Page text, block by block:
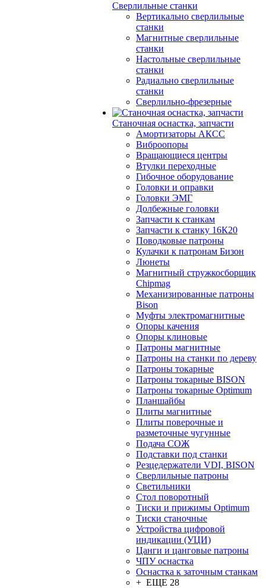
Сверлильные станки
Вертикально сверлильные
станки
Магнитные сверлильные
станки
Настольные сверлильные
станки
Радиально сверлильные
станки
Сверлильно-фрезерные
Станочная оснастка, запчасти
Амортизаторы АКСС
Виброопоры
Вращающиеся центры
Втулки переходные
Гибочное оборудование
Головки и оправки
Головки ЭМГ
Долбежные головки
Запчасти к станкам
Запчасти к станку 16К20
Поводковые патроны
Кулачки к патронам Бизон
Люнеты
Магнитный стружкосборщик
Chipmag
Механизированные патроны
Bison
Муфты электромагнитные
Опоры качения
Опоры клиновые
Патроны магнитные
Патроны на станки по дереву
Патроны токарные
Патроны токарные BISON
Патроны токарные Optimum
Планшайбы
Плиты магнитные
Плиты поверочные и
разметочные чугунные
Подача СОЖ
Подставки под станки
Резцедержатели VDI, BISON
Сверлильные патроны
Светильники
Стол поворотный
Тиски и прижимы Optimum
Тиски станочные
Устройства цифровой
индикации (УЦИ)
Цанги и цанговые патроны
ЧПУ оснастка
Оснастка к заточным станкам
+ ЕЩЕ 28